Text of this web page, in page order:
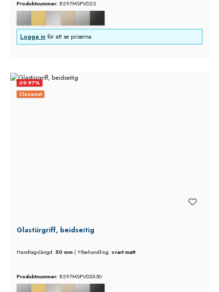
Produktnummer: 8297MSPVD22
Logga in för att se priserna.
69.97%
Closeout
Glastürgriff, beidseitig
Handtagslängd:50 mm | Ytbehandling: svart matt
Produktnummer: 8297MSPVD35-50